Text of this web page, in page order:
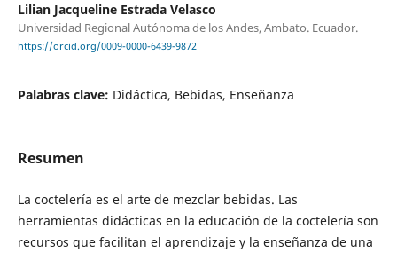
Lilian Jacqueline Estrada Velasco
Universidad Regional Autónoma de los Andes, Ambato. Ecuador.
https://orcid.org/0009-0000-6439-9872
Palabras clave: Didáctica, Bebidas, Enseñanza
Resumen
La coctelería es el arte de mezclar bebidas. Las
herramientas didácticas en la educación de la coctelería son
recursos que facilitan el aprendizaje y la enseñanza de una